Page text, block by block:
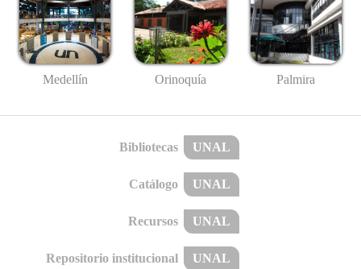
Medellín Orinoquía Palmira
Bibliotecas UNAL
Catálogo UNAL
Recursos UNAL
Repositorio institucional UNAL